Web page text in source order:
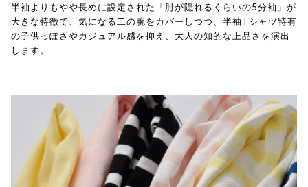
半袖よりもやや長めに設定された「肘が隠れるくらいの5分袖」が
大きな特徴で、気になる二の腕をカバーしつつ、半袖Tシャツ特有
の子供っぽさやカジュアル感を抑え、大人の知的な上品さを演出
します。